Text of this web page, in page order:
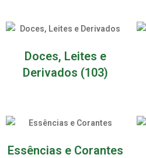
Doces, Leites e
Derivados (103)
Essências e Corantes